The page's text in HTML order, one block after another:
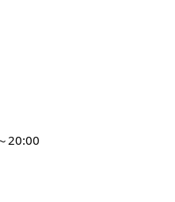
20:00